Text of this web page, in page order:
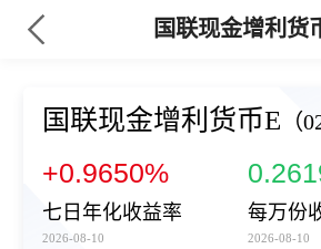
国联现金增利货
国联现金增利货币E （
+0.9650%
七日年化收益率
2026-08-10
每万份
2026-08-10